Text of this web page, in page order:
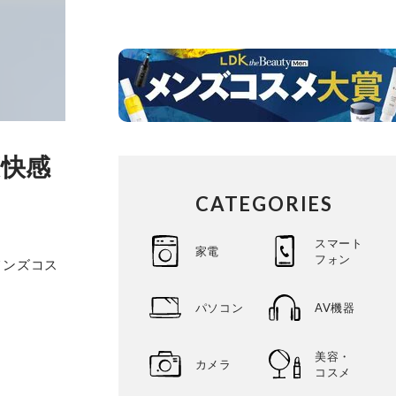
感
ズコス
CATEGORIES
家電
スマート
フォン
パソコン AV機器
カメラ
美容・
コスメ